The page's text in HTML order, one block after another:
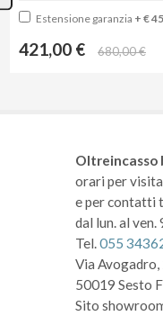
Estensione garanzia + €
421,00 € 680,00 €
Oltreincasso
orari per
e per contatti
dal lun. al
Tel.055
Via Avogadro,
50019 Sesto
Sito